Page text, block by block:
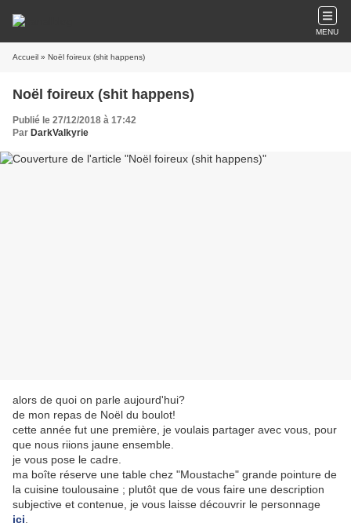
MENU
Accueil » Noël foireux (shit happens)
Noël foireux (shit happens)
Publié le 27/12/2018 à 17:42
Par DarkValkyrie
alors de quoi on parle aujourd'hui?
de mon repas de Noël du boulot!
cette année fut une première, je voulais partager avec vous, pour
que nous riions jaune ensemble.
je vous pose le cadre.
ma boîte réserve une table chez "Moustache" grande pointure de
la cuisine toulousaine ; plutôt que de vous faire une description
subjective et contenue, je vous laisse découvrir le personnage
ici